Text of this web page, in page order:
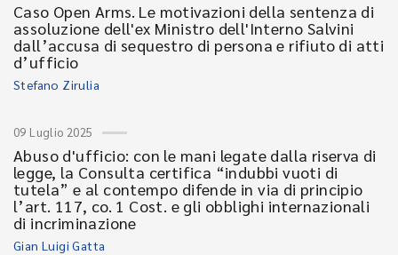
Caso Open Arms. Le motivazioni della sentenza di
assoluzione dell'ex Ministro dell'Interno Salvini
dall’accusa di sequestro di persona e rifiuto di atti
d’ufficio
Stefano Zirulia
09 Luglio 2025
Abuso d'ufficio: con le mani legate dalla riserva di
legge, la Consulta certifica “indubbi vuoti di
tutela” e al contempo difende in via di principio
l’art. 117, co. 1 Cost. e gli obblighi internazionali
di incriminazione
Gian Luigi Gatta